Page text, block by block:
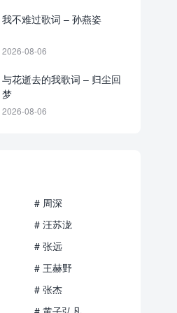
我不难过歌词 – 孙燕姿
2026-08-06
与花逝去的我歌词 – 归尘回
梦
2026-08-06
# 周深
# 汪苏泷
# 张远
# 王赫野
# 张杰